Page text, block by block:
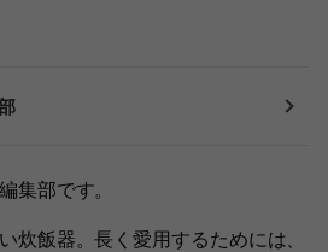
集部です。
炊飯器。長く愛用するためには、